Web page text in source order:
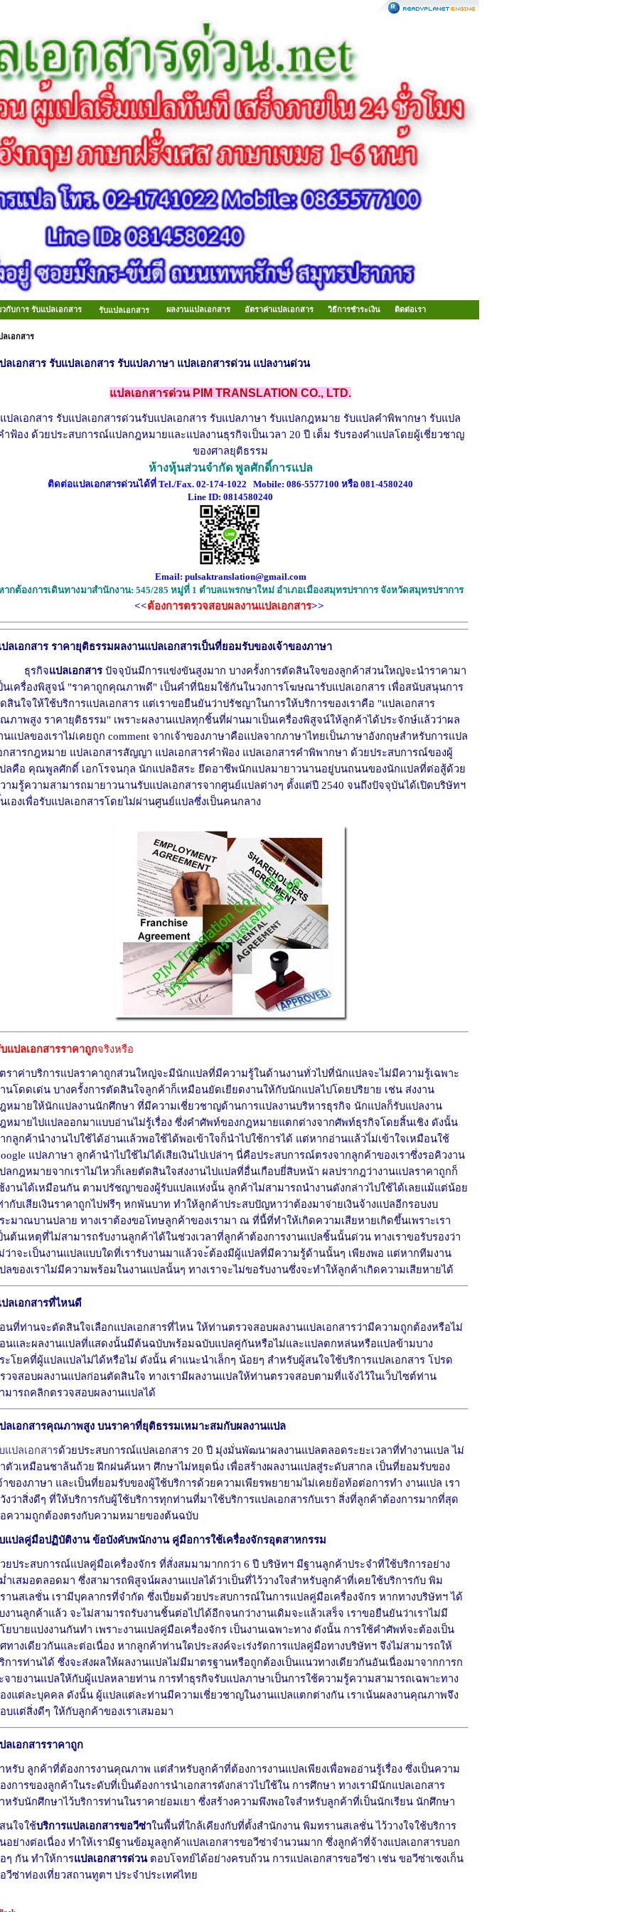
วกับการ รับแปลเอกสาร รับแปลเอกสาร ผลงานแปลเอกสาร อัตราค่าแปลเอกสาร วิธีการชำระเงิน
ติดต่อเรา
ลเอกสาร
ลเอกสาร รับแปลเอกสาร รับแปลภาษา แปลเอกสารด่วน แปลงานด่วน
แปลเอกสารด่วน PIM TRANSLATION CO., LTD.
แปลเอกสารรับแปลเอกสารด่วนรับแปลเอกสาร รับแปลภาษา รับแปลกฎหมาย รับแปลคำพิพากษา รับแปล
ำฟ้อง ด้วยประสบการณ์แปลกฎหมายและแปลงานธุรกิจเป็นเวลา 20 ปี เต็ม รับรองคำแปลโดยผู้เชี่ยวชาญ
ของศาลยุติธรรม
ห้างหุ้นส่วนจำกัด พูลศักดิ์การแปล
ติดต่อแปลเอกสารด่วนได้ที่ Tel./Fax. 02-174-1022 Mobile:086-5577100 หรือ081-4580240
Line ID: 0814580240
Email: pulsaktranslation@gmail.com
ากต้องการเดินทางมาสำนักงาน: 545/285 หมู่ที่ 1 ตำบลแพรกษาใหม่ อำเภอเมืองสมุทรปราการ จังหวัดสมุทรปราการ
<<ต้องการตรวจสอบผลงานแปลเอกสาร>>
ปลเอกสาร ราคายุติธรรมผลงานแปลเอกสารเป็นที่ยอมรับของเจ้าของภาษา
ธุรกิจแปลเอกสารปัจจุบันมีการแข่งขันสูงมาก บางครั้งการตัดสินใจของลูกค้าส่วนใหญ่จะนำราคามา
นเครื่องพิสูจน์ "ราคาถูกคุณภาพดี" เป็นคำที่นิยมใช้กันในวงการโฆษณารับแปลเอกสาร เพื่อสนับสนุนการ
สินใจให้ใช้บริการแปลเอกสารแต่เราขอยืนยันว่าปรัชญาในการให้บริการของเราคือ "แปลเอกสาร
ภาพสูง ราคายุติธรรม" เพราะผลงานแปลทุกชิ้นที่ผ่านมาเป็นเครื่องพิสูจน์ให้ลูกค้าได้ประจักษ์แล้วว่าผล
นแปลของเราไม่เคยถูก comment จากเจ้าของภาษาคือแปลจากภาษาไทยเป็นภาษาอังกฤษสำหรับการแปล
กสารกฎหมาย แปลเอกสารสัญญา แปลเอกสารคำฟ้อง แปลเอกสารคำพิพากษา ด้วยประสบการณ์ของผู้
ลคือ คุณพูลศักดิ์ เอกโรจนกุล นักแปลอิสระ ยึดอาชีพนักแปลมายาวนานอยู่บนถนนของนักแปลที่ต่อสู้ด้วย
ามรู้ความสามารถมายาวนานรับแปลเอกสารจากศูนย์แปลต่างๆ ตั้งแต่ปี 2540 จนถึงปัจจุบันได้เปิดบริษัทฯ
เองเพื่อรับแปลเอกสารโดยไม่ผ่านศูนย์แปลซึ่งเป็นคนกลาง
แปลเอกสารราคาถูกจริงหรือ
ราค่าบริการแปลราคาถูกส่วนใหญ่จะมีนักแปลที่มีความรู้ในด้านงานทั่วไปที่นักแปลจะไม่มีความรู้เฉพาะ
นโดดเด่น บางครั้งการตัดสินใจลูกค้าก็เหมือนยัดเยียดงานให้กับนักแปลไปโดยปริยาย เช่น ส่งงาน
หมายให้นักแปลงานนักศึกษา ที่มีความเชี่ยวชาญด้านการแปลงานบริหารธุรกิจ นักแปลก็รับแปลงาน
หมายไปแปลออกมาแบบอ่านไม่รู้เรื่อง ซึ่งคำศัพท์ของกฎหมายแตกต่างจากศัพท์ธุรกิจโดยสิ้นเชิง ดังนั้น
กลูกค้านำงานไปใช้ได้อ่านแล้วพอใช้ได้พอเข้าใจก็นำไปใช้การได้ แต่หากอ่านแล้วไ่ม่เข้าใจเหมือนใช้
แปลภาษา ลูกค้านำไปใช้ไม่ได้เสียเงินไปเปล่าๆ นี่คือประสบการณ์ตรงจากลูกค้าของเราซึ่งรอคิวงาน
ลกฎหมายจากเราไม่ไหวก็เลยตัดสินใจส่งงานไปแปลที่อื่นเกือบยี่สิบหน้า ผลปรากฎว่างานแปลราคาถูกก็
งานได้เหมือนกัน ตามปรัชญาของผู้รับแปลแห่งนั้น ลูกค้าไม่สามารถนำงานดังกล่าวไปใช้ได้เลยแม้แต่น้อย
ากับเสียเงินราคาถูกไปฟรีๆ หกพันบาท ทำให้ลูกค้าประสบปัญหาว่าต้องมาจ่ายเงินจ้างแปลอีกรอบงบ
ะมาณบานปลาย ทางเราต้องขอโทษลูกค้าของเรามา ณ ที่นี้ที่ทำให้เกิดความเสียหายเกิดขึ้นเพราะเรา
นต้นเหตุที่ไม่สามารถรับงานลูกค้าได้ในช่วงเวลาที่ลูกค้าต้องการงานแปลชิ้นนั้นด่วน ทางเราขอรับรองว่า
ว่าจะเป็นงานแปลแบบใดที่เรารับงานมาแล้วจะ้ต้องมีผู้แปลที่มีความรู้ด้านนั้นๆ เพียงพอ แต่หากทีมงาน
ลของเราไม่มีความพร้อมในงานแปลนั้นๆ ทางเราจะไม่ขอรับงานซึ่งจะทำให้ลูกค้าเกิดความเสียหายได้
ปลเอกสารที่ไหนดี
นที่ท่านจะตัดสินใจเลือกแปลเอกสารที่ไหน ให้ท่านตรวจสอบผลงานแปลเอกสารว่ามีความถูกต้องหรือไม่
นและผลงานแปลที่แสดงนั้นมีต้นฉบับพร้อมฉบับแปลคู่กันหรือไม่และแปลตกหล่นหรือแปลข้ามบาง
ะโยคที่ผู้แปลแปลไม่ได้หรือไม่ ดังนั้น คำแนะนำเล็กๆ น้อยๆ สำหรับผู้สนใจใช้บริการแปลเอกสาร โปรด
วจสอบผลงานแปลก่อนตัดสินใจ ทางเรามีผลงานแปลให้ท่านตรวจสอบตามที่แจ้งไว้ในเว็บไซต์ท่าน
มารถคลิกตรวจสอบผลงานแปลได้
ลเอกสารคุณภาพสูง บนราคาที่ยุติธรรมเหมาะสมกับผลงานแปล
แปลเอกสารด้วยประสบการณ์แปลเอกสาร 20 ปี มุ่งมั่นพัฒนาผลงานแปลตลอดระยะเวลาที่ทำงานแปล ไม่
ตัวเหมือนชาล้นถ้วย ฝึกฝนค้นหา ศึกษาไม่หยุดนิ่ง เพื่อสร้างผลงานแปลสู่ระดับสากล เป็นที่ยอมรับของ
าของภาษา และเป็นที่ยอมรับของผู้ใช้บริการด้วยความเพียรพยายามไม่เคยย้อท้อต่อการทำ งานแปล เรา
งว่าสิ่งดีๆ ที่ให้บริการกับผู้ใช้บริการทุกท่านที่มาใช้บริการแปลเอกสารกับเรา สิ่งที่ลูกค้าต้องการมากที่สุด
ความถูกต้องตรงกับความหมายของต้นฉบับ
แปลคู่มือปฏิบัติงาน ข้อบังคับพนักงาน คู่มือการใช้เครื่องจักรอุตสาหกรรม
ยประสบการณ์แปลคู่มือเครื่องจักร ที่สั่งสมมามากกว่า 6 ปี บริษัทฯ มีฐานลูกค้าประจำที่ใช้บริการอย่าง
ำเสมอตลอดมา ซึ่งสามารถพิสูจน์ผลงานแปลได้ว่าเป็นที่ไว้วางใจสำหรับลูกค้าที่เคยใช้บริการกับ พิม
านสเลชั่น เรามีบุคลากรที่จำกัด ซึ่งเปี่ยมด้วยประสบการณ์ในการแปลคู่มือเครื่องจักร หากทางบริษัทฯ ได้
งานลูกค้าแล้ว จะไม่สามารถรับงานชิ้นต่อไปได้อีกจนกว่างานเดิมจะแล้วเสร็จ เราขอยืนยันว่าเราไม่มี
ยบายแบ่งงานกันทำ เพราะงานแปลคู่มือเครื่องจักร เป็นงานเฉพาะทาง ดังนั้น การใช้คำศัพท์จะต้องเป็น
ทางเดียวกันและต่อเนื่อง หากลูกค้าท่านใดประสงค์จะเร่งรัดการแปลคู่มือทางบริษัทฯ จึงไม่สามารถให้
การท่านได้ ซึ่งจะส่งผลให้ผลงานแปลไม่มีมาตรฐานหรือถูกต้องเป็นแนวทางเดียวกันอันเนื่องมาจากการก
จายงานแปลให้กับผู้แปลหลายท่าน การทำธุรกิจรับแปลภาษาเป็นการใช้ความรู้ความสามารถเฉพาะทาง
งแต่ละบุคคล ดังนั้น ผู้แปลแต่ละท่านมีความเชี่ยวชาญในงานแปลแตกต่างกัน เราเน้นผลงานคุณภาพจึง
บแต่สิ่งดีๆ ให้กับลูกค้าของเราเสมอมา
ลเอกสารราคาถูก
หรับ ลูกค้าที่ต้องการงานคุณภาพ แต่สำหรับลูกค้าที่ต้องการงานแปลเพียงเพื่อพออ่านรู้เรื่อง ซึ่งเป็นความ
งการของลูกค้าในระดับที่เป็นต้องการนำเอกสารดังกล่าวไปใช้ใน การศึกษา ทางเรามีนักแปลเอกสาร
หรับนักศึกษาไว้บริการท่านในราคาย่อมเยา ซึ่งสร้างความพึงพอใจสำหรับลูกค้าที่เป็นนักเรียน นักศึกษา
นใจใช้บริการแปลเอกสารขอวีซ่าในพื้นที่ใกล้เคียงกับที่ตั้งสำนักงาน พิมทรานสเลชั่น ไว้วางใจใช้บริการ
อย่างต่อเนื่อง ทำให้เรามีฐานข้อมูลลูกค้าแปลเอกสารขอวีซ่าจำนวนมาก ซึ่งลูกค้าที่จ้างแปลเอกสารบอก
ๆ กัน ทำให้การแปลเอกสารด่วนตอบโจทย์ได้อย่างครบถ้วน การแปลเอกสารขอวีซ่า เช่น ขอวีซ่าเซงเก็น
วีซ่าท่องเที่ยวสถานทูตฯ ประจำประเทศไทย